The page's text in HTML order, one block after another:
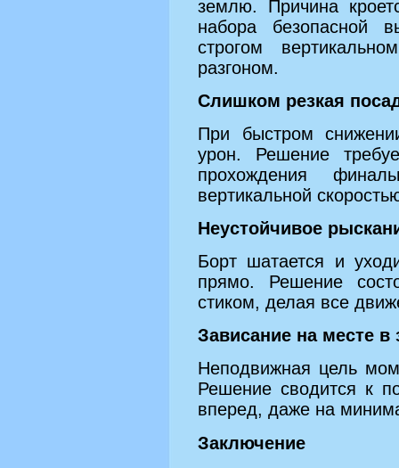
землю. Причина
набора безопасной
строгом
разгоном.
Слишком резкая
При быстром
урон. Решение
прохождения
вертикальной
Неустойчивое
Борт шатается и
прямо. Решение
стиком, делая все
Зависание на месте в
Неподвижная цель
Решение сводится к
вперед, даже на
Заключение